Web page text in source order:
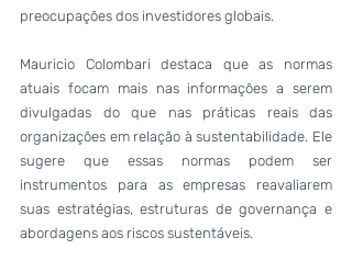
preocupações dos investidores globais.
Mauricio Colombari destaca que as normas
atuais focam mais nas informações a serem
divulgadas do que nas práticas reais das
organizações em relação à sustentabilidade. Ele
sugere que essas normas podem ser
instrumentos para as empresas reavaliarem
suas estratégias, estruturas de governança e
abordagens aos riscos sustentáveis.